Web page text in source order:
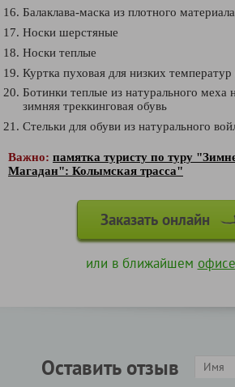
Балаклава-маска из плотного материала
Носки шерстяные
Носки теплые
Куртка пуховая для низких
Ботинки теплые из натурального меха
зимняя треккинговая обувь
Стельки для обуви из натурального
Важно: памятка туристу по туру
Магадан": Колымская трасса"
Заказать онлайн
или в ближайшем офисе
Оставить отзыв